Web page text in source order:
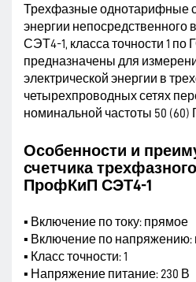
Трехфазные однотарифные
энергии
СЭТ4-1, класса точности 1 по
предназначены для
электрической энергии в
четырехпроводных сетях
номинальной частоты 50 (60)
Особенности и
счетчика
ПрофКиП СЭТ4-1
▪ Включение по току: прямое
▪ Включение по напряжению:
▪ Класс точности: 1
▪ Напряжение питание: 230 В